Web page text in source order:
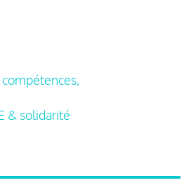
& solidarité